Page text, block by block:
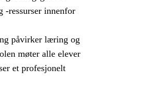
-ressurser innenfor
påvirker læring og
møter alle elever
et profesjonelt